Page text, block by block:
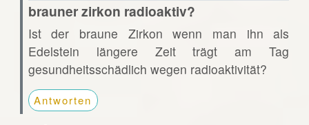
brauner zirkon radioaktiv?
Ist der braune Zirkon wenn man ihn als
Edelstein längere Zeit trägt am Tag
gesundheitsschädlich wegen radioaktivität?
Antworten